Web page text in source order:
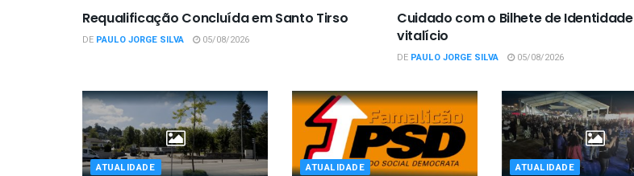
Requalificação Concluída em Santo Tirso
DE PAULO JORGE SILVA 05/08/2026
Cuidado com o Bilhete de Identidade
vitalício
DE PAULO JORGE SILVA 05/08/2026
ATUALIDADE ATUALIDADE ATUALIDADE